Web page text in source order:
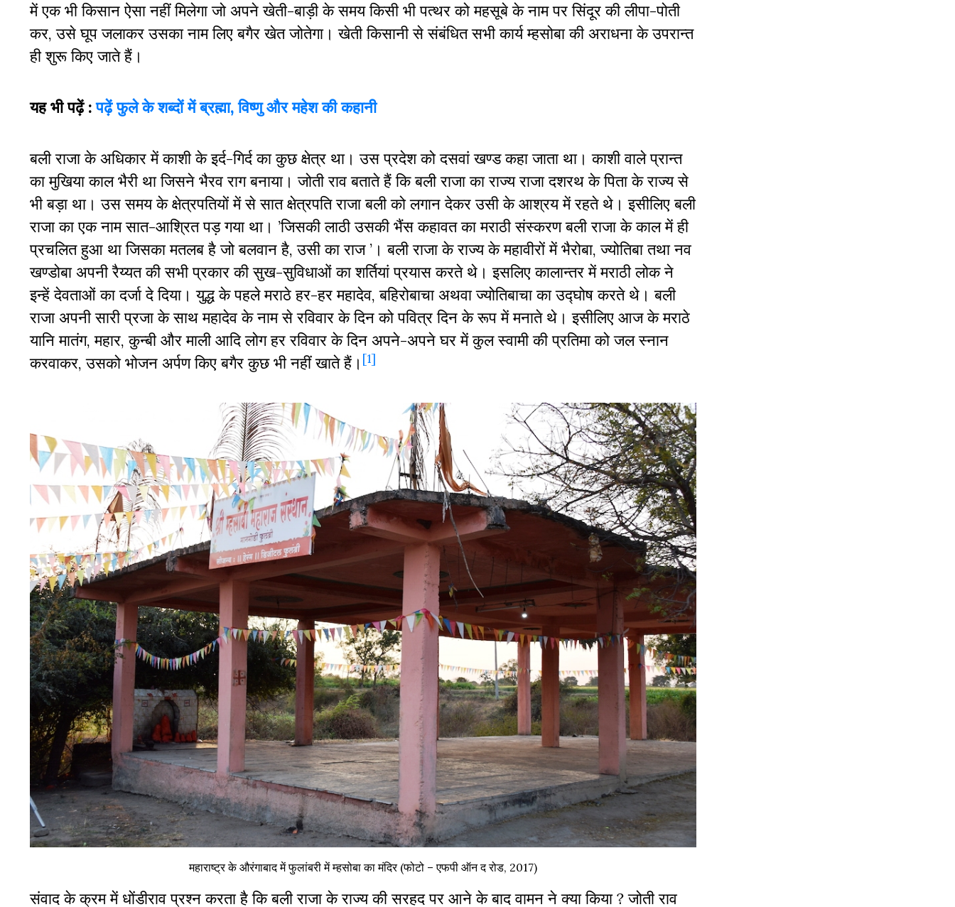
में एक भी किसान ऐसा नहीं मिलेगा जो अपने खेती-बाड़ी के समय किसी भी पत्थर को महसूबे के नाम पर सिंदूर की लीपा-पोती
कर, उसे घूप जलाकर उसका नाम लिए बगैर खेत जोतेगा। खेती किसानी से संबंधित सभी कार्य म्हसोबा की अराधना के उपरान्त
ही शुरू किए जाते हैं।
यह भी पढ़ें :पढ़ें फुले के शब्दों में ब्रह्मा, विष्णु और महेश की कहानी
बली राजा के अधिकार में काशी के इर्द-गिर्द का कुछ क्षेत्र था। उस प्रदेश को दसवां खण्ड कहा जाता था। काशी वाले प्रान्त
का मुखिया काल भैरी था जिसने भैरव राग बनाया। जोती राव बताते हैं कि बली राजा का राज्य राजा दशरथ के पिता के राज्य से
भी बड़ा था। उस समय के क्षेत्रपतियों में से सात क्षेत्रपति राजा बली को लगान देकर उसी के आश्रय में रहते थे। इसीलिए बली
राजा का एक नाम सात-आश्रित पड़ गया था। ’जिसकी लाठी उसकी भैंस कहावत का मराठी संस्करण बली राजा के काल में ही
प्रचलित हुआ था जिसका मतलब है जो बलवान है, उसी का राज ’। बली राजा के राज्य के महावीरों में भैरोबा, ज्योतिबा तथा नव
खण्डोबा अपनी रैय्यत की सभी प्रकार की सुख-सुविधाओं का शर्तियां प्रयास करते थे। इसलिए कालान्तर में मराठी लोक ने
इन्हें देवताओं का दर्जा दे दिया। युद्ध के पहले मराठे हर-हर महादेव, बहिरोबाचा अथवा ज्योतिबाचा का उद्घोष करते थे। बली
राजा अपनी सारी प्रजा के साथ महादेव के नाम से रविवार के दिन को पवित्र दिन के रूप में मनाते थे। इसीलिए आज के मराठे
यानि मातंग, महार, कुन्बी और माली आदि लोग हर रविवार के दिन अपने-अपने घर में कुल स्वामी की प्रतिमा को जल स्नान
करवाकर, उसको भोजन अर्पण किए बगैर कुछ भी नहीं खाते हैं। [1]
महाराष्ट्र के औरंगाबाद में फुलांबरी में म्हसोबा का मंदिर (फोटो – एफपी ऑन द रोड, 2017)
संवाद के क्रम में धोंडीराव प्रश्न करता है कि बली राजा के राज्य की सरहद पर आने के बाद वामन ने क्या किया ? जोती राव